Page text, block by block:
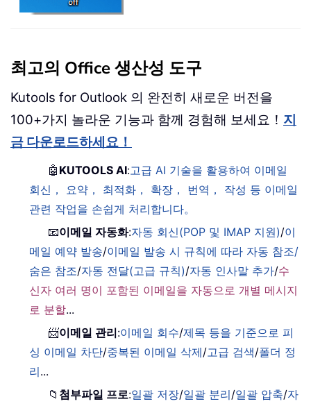
최고의 Office 생산성 도구
Kutools for Outlook 의 완전히 새로운 버전을
100+가지 놀라운 기능과 함께 경험해 보세요！ 지
금 다운로드하세요！
🤖 KUTOOLS AI:고급 AI 기술을 활용하여 이메일
회신， 요약， 최적화， 확장， 번역， 작성 등 이메일
관련 작업을 손쉽게 처리합니다。
📧이메일 자동화:자동 회신(POP 및 IMAP 지원)/이
메일 예약 발송/이메일 발송 시 규칙에 따라 자동 참조/
숨은 참조/자동 전달(고급 규칙)/자동 인사말 추가/수
신자 여러 명이 포함된 이메일을 자동으로 개별 메시지
로 분할...
📨이메일 관리:이메일 회수/제목 등을 기준으로 피
싱 이메일 차단/중복된 이메일 삭제/고급 검색/폴더 정
리...
📁 첨부파일 프로:일괄 저장/일괄 분리/일괄 압축/자